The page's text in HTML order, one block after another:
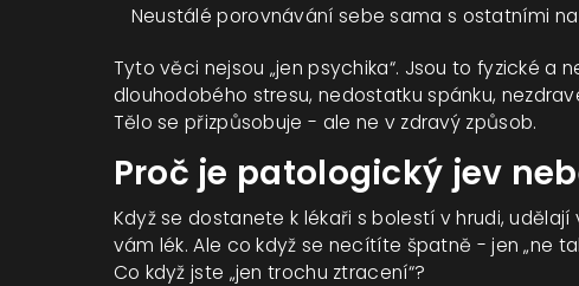
Neustálé porovnávání sebe sama s ostatními
Tyto věci nejsou „jen psychika“. Jsou to fyzické a
dlouhodobého stresu, nedostatku spánku,
Tělo se přizpůsobuje - ale ne v zdravý způsob.
Proč je patologický jev
Když se dostanete k lékaři s bolestí v hrudi, udělají
vám lék. Ale co když se necítíte špatně - jen „ne
Co když jste „jen trochu ztracení“?